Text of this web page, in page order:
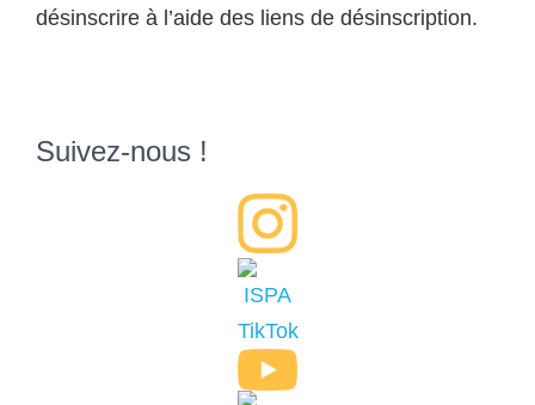
désinscrire à l’aide des liens de désinscription.
Suivez-nous !